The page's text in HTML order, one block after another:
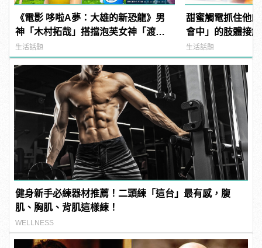
《電影 哆啦A夢：大雄的新恐龍》男
神「木村拓哉」搭擋泡芙女神「渡邊
直美」共同獻聲！
生活話題
甜蜜觸電抓住他
會中」的肢體接
manfashion這樣
生活話題
健身新手必練器材推薦！二頭練「這台」最有感，腹
肌、胸肌、背肌這樣練！
WELLNESS